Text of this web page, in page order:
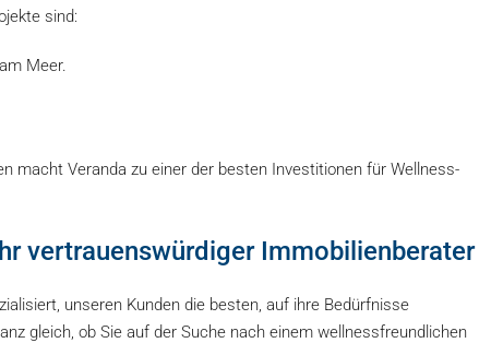
sind:
Meer.
macht Veranda zu einer der besten Investitionen für Wellness-
vertrauenswürdiger Immobilienberater
unseren Kunden die besten, auf ihre Bedürfnisse
gleich, ob Sie auf der Suche nach einem wellnessfreundlichen